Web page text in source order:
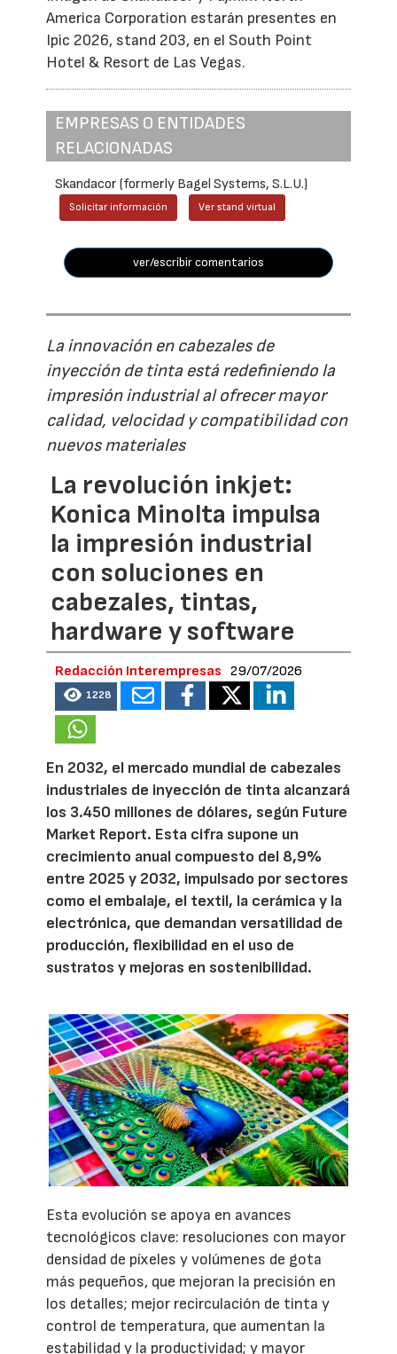
America Corporation estarán presentes en
Ipic 2026, stand 203, en el South Point
Hotel & Resort de Las Vegas.
EMPRESAS O ENTIDADES
RELACIONADAS
Skandacor (formerly Bagel Systems, S.L.U.)
Solicitar información Ver stand virtual
ver/escribir comentarios
La innovación en cabezales de
inyección de tinta está redefiniendo la
impresión industrial al ofrecer mayor
calidad, velocidad y compatibilidad con
nuevos materiales
La revolución inkjet:
Konica Minolta impulsa
la impresión industrial
con soluciones en
cabezales, tintas,
hardware y software
Redacción Interempresas 29/07/2026
1228
En 2032, el mercado mundial de cabezales
industriales de inyección de tinta alcanzará
los 3.450 millones de dólares, según Future
Market Report. Esta cifra supone un
crecimiento anual compuesto del 8,9%
entre 2025 y 2032, impulsado por sectores
como el embalaje, el textil, la cerámica y la
electrónica, que demandan versatilidad de
producción, flexibilidad en el uso de
sustratos y mejoras en sostenibilidad.
Esta evolución se apoya en avances
tecnológicos clave: resoluciones con mayor
densidad de píxeles y volúmenes de gota
más pequeños, que mejoran la precisión en
los detalles; mejor recirculación de tinta y
control de temperatura, que aumentan la
estabilidad y la productividad; y mayor